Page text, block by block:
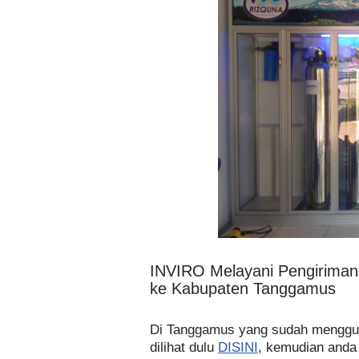
INVIRO Melayani
ke Kabupaten Tanggamus
Di Tanggamus yang sudah
dilihat dulu DISINI, kemudian